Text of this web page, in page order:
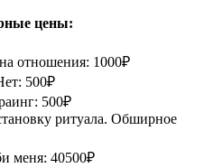
цены:
отношения: 1000₽
500₽
500₽
ритуала. Обширное
меня: 40500₽